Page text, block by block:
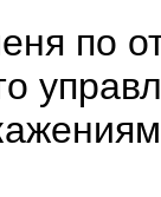
по